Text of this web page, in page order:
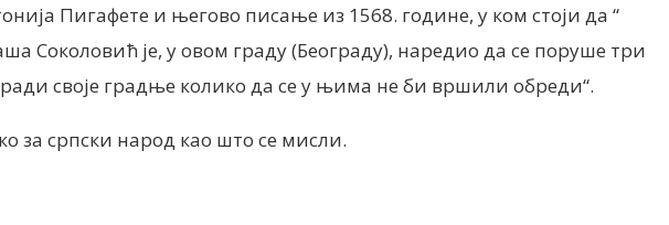
Пигафете и његово писање из 1568. године, у ком стоји да “
Соколовић је, у овом граду (Београду), наредио да се поруше три
своје градње колико да се у њима не би вршили обреди“.
српски народ као што се мисли.